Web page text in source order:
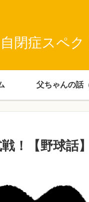
自閉症スペ
！【野球話】